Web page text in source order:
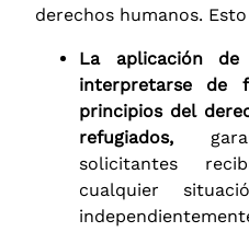
derechos humanos.
La aplicación
interpretarse de
principios del
refugiados,
solicitantes
cualquier